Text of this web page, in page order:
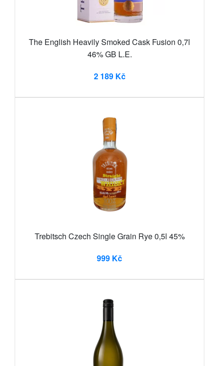
The English Heavily Smoked Cask Fusion 0,7l
46% GB L.E.
2 189 Kč
Trebitsch Czech Single Grain Rye 0,5l 45%
999 Kč